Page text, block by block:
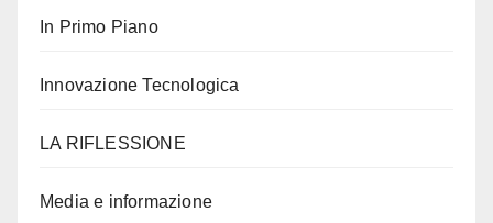
In Primo Piano
Innovazione Tecnologica
LA RIFLESSIONE
Media e informazione